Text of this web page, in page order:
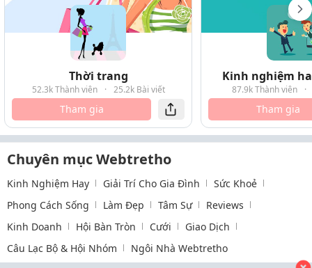
Thời trang
52.3k Thành viên · 25.2k Bài viết
Tham gia
Kinh nghiệm
87.9k Thành viên ·
Tham gia
Chuyên mục Webtretho
Kinh Nghiệm Hay Giải Trí Cho Gia Đình
Sức Khoẻ
Phong Cách Sống
Làm Đẹp Tâm Sự
Reviews
Kinh Doanh
Hội Bàn Tròn Cưới
Giao Dịch
Câu Lạc Bộ & Hội Nhóm
Ngôi Nhà Webtretho